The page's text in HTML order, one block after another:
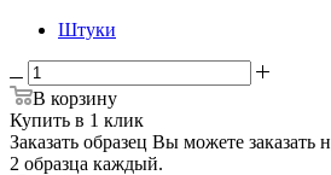
Штуки
В корзину
Купить в 1 клик
Заказать образец Вы можете заказать
2 образца каждый.